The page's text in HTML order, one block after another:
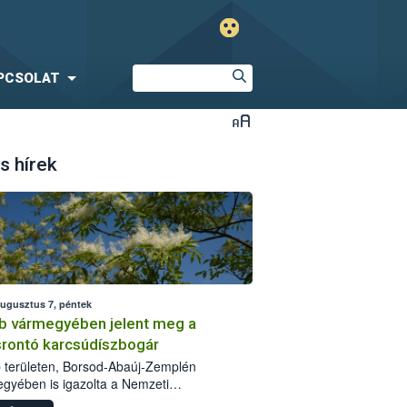
hírek
7, péntek
vármegyében jelent meg a
karcsúdíszbogár
területen, Borsod-Abaúj-Zemplén
is igazolta a Nemzeti
biztonsági Hivatal (Nébih) a